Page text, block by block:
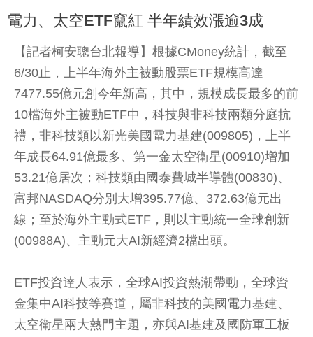
電力、太空ETF竄紅 半年績效漲逾3成
【記者柯安聰台北報導】根據CMoney統計，截至
6/30止，上半年海外主被動股票ETF規模高達
7477.55億元創今年新高，其中，規模成長最多的前
10檔海外主被動ETF中，科技與非科技兩類分庭抗
禮，非科技類以新光美國電力基建(009805)，上半
年成長64.91億最多、第一金太空衛星(00910)增加
53.21億居次；科技類由國泰費城半導體(00830)、
富邦NASDAQ分別大增395.77億、372.63億元出
線；至於海外主動式ETF，則以主動統一全球創新
(00988A)、主動元大AI新經濟2檔出頭。
ETF投資達人表示，全球AI投資熱潮帶動，全球資
金集中AI科技等賽道，屬非科技的美國電力基建、
太空衛星兩大熱門主題，亦與AI基建及國防軍工板